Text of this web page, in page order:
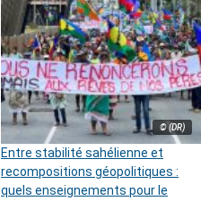
© (DR)
Entre stabilité sahélienne et
recompositions géopolitiques :
quels enseignements pour le